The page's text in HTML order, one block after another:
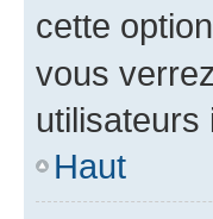
cette
vous
utilisateurs
Haut